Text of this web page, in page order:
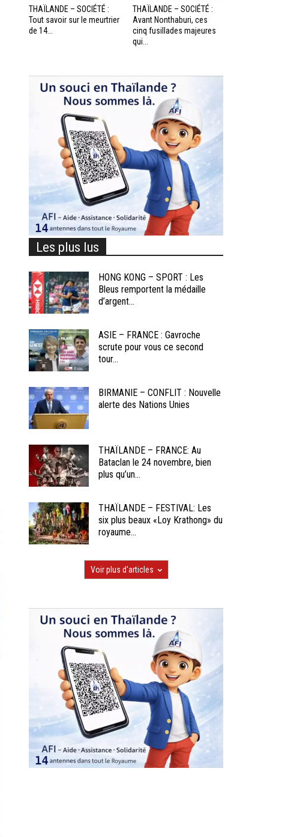
THAÏLANDE – SOCIÉTÉ :
Tout savoir sur le meurtrier
de 14...
THAÏLANDE – SOCIÉTÉ :
Avant Nonthaburi, ces
cinq fusillades majeures
qui...
Les plus lus
HONG KONG – SPORT : Les
Bleus remportent la médaille
d’argent...
ASIE – FRANCE : Gavroche
scrute pour vous ce second
tour...
BIRMANIE – CONFLIT : Nouvelle
alerte des Nations Unies
THAÏLANDE – FRANCE: Au
Bataclan le 24 novembre, bien
plus qu’un...
THAÏLANDE – FESTIVAL: Les
six plus beaux «Loy Krathong» du
royaume...
Voir plus d'articles